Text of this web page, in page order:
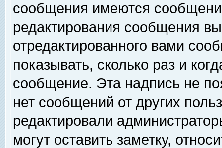
сообщения имеются
редактирования сообщения
отредактированного вами
показывать, сколько раз и
сообщение. Эта надпись не
нет сообщений от других
редактировали
могут оставить заметку,